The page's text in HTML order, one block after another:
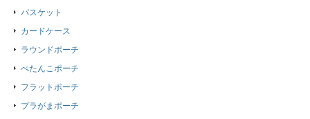
バスケット
カードケース
ラウンドポーチ
ぺたんこポーチ
フラットポーチ
プラがまポーチ